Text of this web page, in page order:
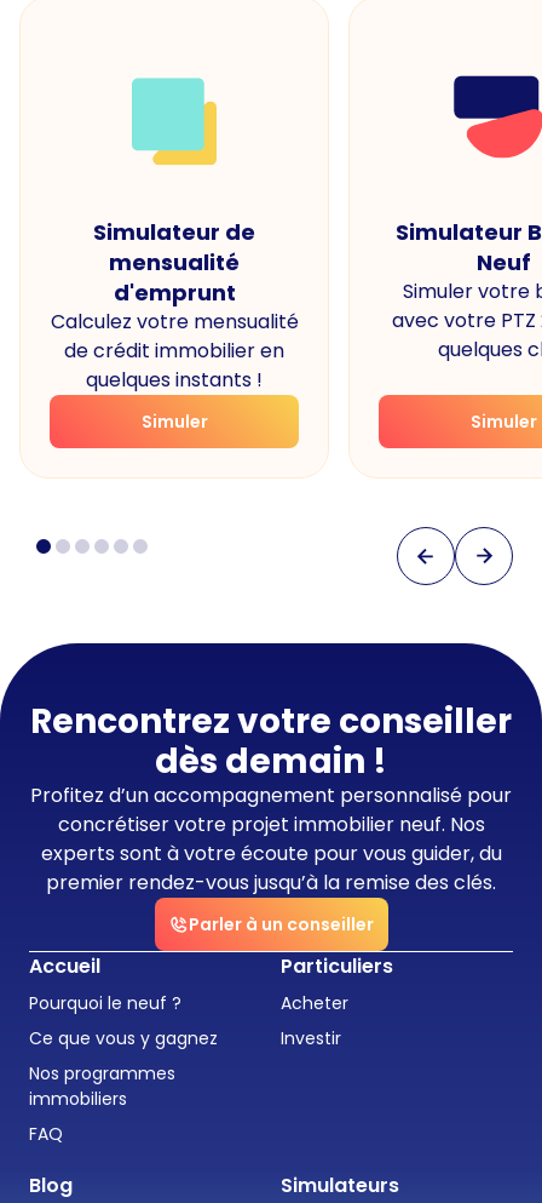
Simulateur de
mensualité
d'emprunt
Calculez votre mensualité
de crédit immobilier en
quelques instants !
Simuler
Simulateur
Neuf
Simuler votre
avec votre PTZ
quelques
Simuler
Rencontrez votre conseiller
dès demain !
Profitez d’un accompagnement personnalisé pour
concrétiser votre projet immobilier neuf. Nos
experts sont à votre écoute pour vous guider, du
premier rendez-vous jusqu’à la remise des clés.
Parler à un conseiller
Accueil
Pourquoi le neuf ?
Ce que vous y gagnez
Nos programmes
immobiliers
FAQ
Particuliers
Acheter
Investir
Blog Simulateurs